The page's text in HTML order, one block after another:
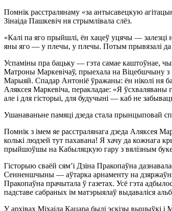
Помнік расстралянаму «за антысавецкую
Зінаіда Пашкевіч ня стрымлівала слёз.
«Калі па яго прыйшлі, ён хацеў уцячы — залезці
яны яго — у плечы, у плечы. Потым прывязалі да
Успаміны пра бацьку — гэта самае каштоўнае,
Матроны Маркевічаў, прыехала на Віцебшчыну з
Марыяй. Спадар Антоніё ўражаны: ён ніколі ня
Аляксея Маркевіча, перакладае: «Я ўсхваляваны
але і для гісторыі, для будучыні — каб не
Ушанаваньне памяці дзеда стала прынцыповай
Помнік з імем яе расстралянага дзеда Аляксея
колькі людзей тут пахавана! Я хачу да кожнага
прыйшоўшы на Кабыляцкую гару з вялізным
Гісторыю сваёй сям’і Дзіна Пракопаўна
Сенненшчыны — аўтарка арнаменту на
Пракопаўна прачытала ў газетах. Усё гэта
падставе сабраных ім матэрыялаў выдаваліся
У архівах Міхаіла Кацара былі эскізы вышыўкі